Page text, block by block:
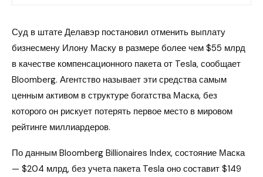
Суд в штате Делавэр постановил отменить выплату
бизнесмену Илону Маску в размере более чем $55 млрд
в качестве компенсационного пакета от Tesla, сообщает
Bloomberg. Агентство называет эти средства самым
ценным активом в структуре богатства Маска, без
которого он рискует потерять первое место в мировом
рейтинге миллиардеров.
По данным Bloomberg Billionaires Index, состояние Маска
— $204 млрд, без учета пакета Tesla оно составит $149